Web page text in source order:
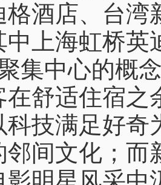
格酒店、台湾
中上海虹桥英
集中心的概
在舒适住宿之
科技满足好奇
邻间文化；而